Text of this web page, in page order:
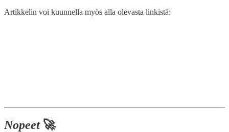
Artikkelin voi kuunnella myös alla olevasta linkistä:
Nopeet🚀